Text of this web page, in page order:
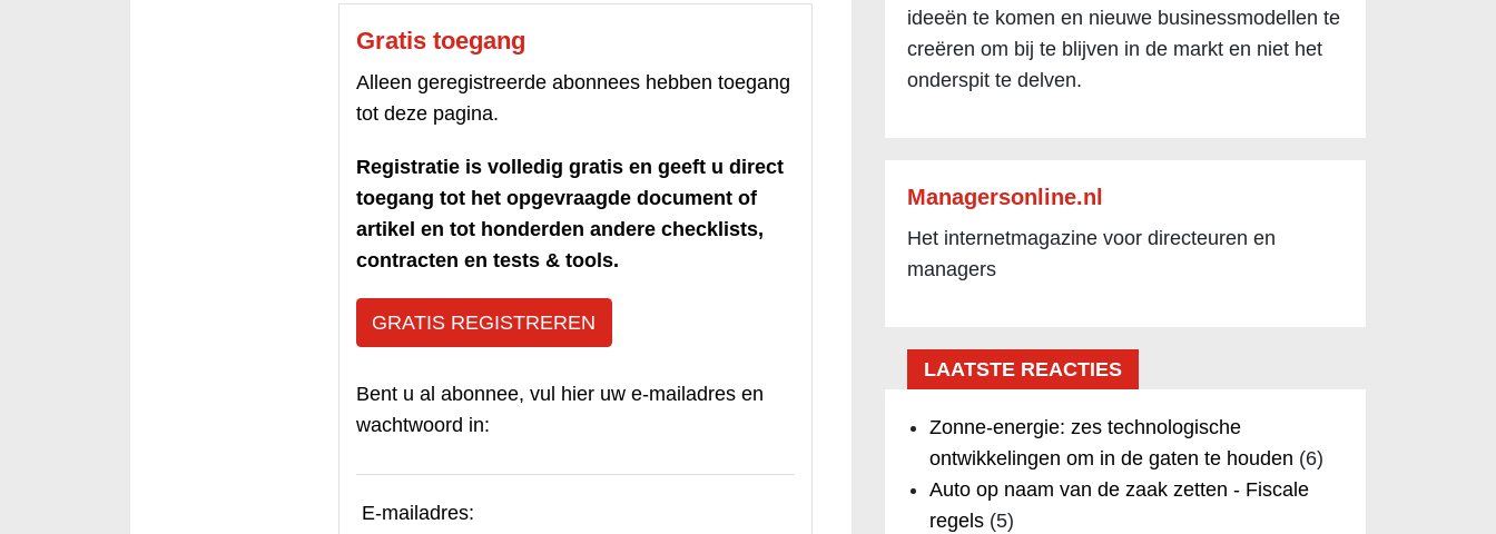
Gratis toegang
Alleen geregistreerde abonnees hebben toegang
tot deze pagina.
Registratie is volledig gratis en geeft u direct
toegang tot het opgevraagde document of
artikel en tot honderden andere checklists,
contracten en tests & tools.
GRATIS REGISTREREN
Bent u al abonnee, vul hier uw e-mailadres en
wachtwoord in:
E-mailadres:
ideeën te komen en nieuwe businessmodellen te
creëren om bij te blijven in de markt en niet het
onderspit te delven.
Managersonline.nl
Het internetmagazine voor directeuren en
managers
LAATSTE REACTIES
Zonne-energie: zes technologische
ontwikkelingen om in de gaten te houden (6)
Auto op naam van de zaak zetten - Fiscale
regels(5)